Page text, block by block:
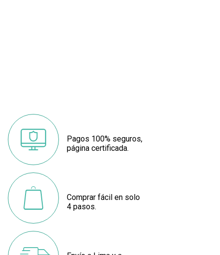
Pagos 100% seguros,
página certificada.
Comprar fácil en solo
4 pasos.